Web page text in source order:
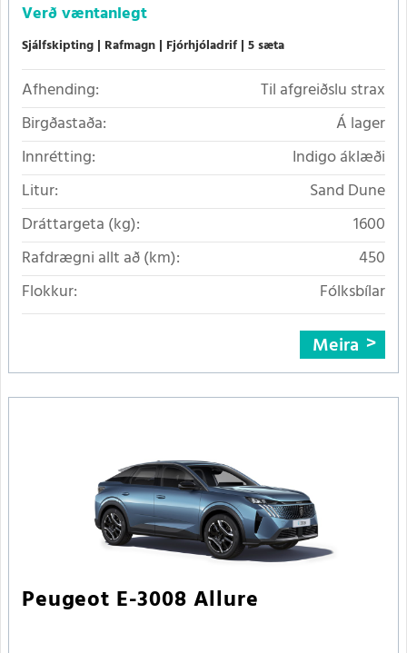
Verðvæntanlegt
Sjálfskipting Rafmagn Fjórhjóladrif 5 sæta
Afhending:
Til afgreiðslu strax
Birgðastaða:
Á lager
Innrétting:
Indigo áklæði
Litur:
Sand Dune
Dráttargeta (kg):
1600
Rafdrægni allt að (km):
450
Flokkur:
Fólksbílar
Meira
Peugeot E-3008 Allure